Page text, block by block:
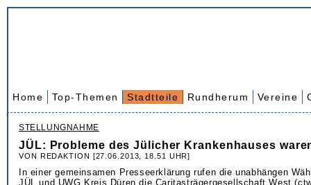
Home Top-Themen Stadtteile Rundherum Vereine
STELLUNGNAHME
JÜL: Probleme des Jülicher Krankenhauses
VON REDAKTION [27.06.2013, 18.51 UHR]
In einer gemeinsamen Presseerklärung rufen die unabhängen
JÜL und UWG Kreis Düren die Caritasträgergesellschaft West